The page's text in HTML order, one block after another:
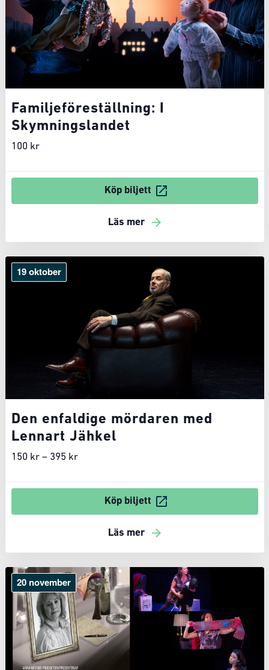
Familjeföreställning: I
Skymningslandet
100 kr
Köp biljett
Läs mer
19 oktober
Den enfaldige mördaren med
Lennart Jähkel
150 kr – 395 kr
Köp biljett
Läs mer
20 november